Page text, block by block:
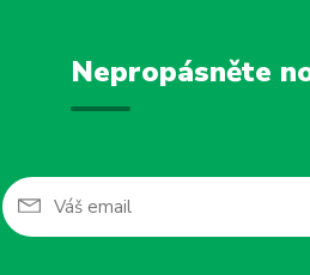
Nepropásněte